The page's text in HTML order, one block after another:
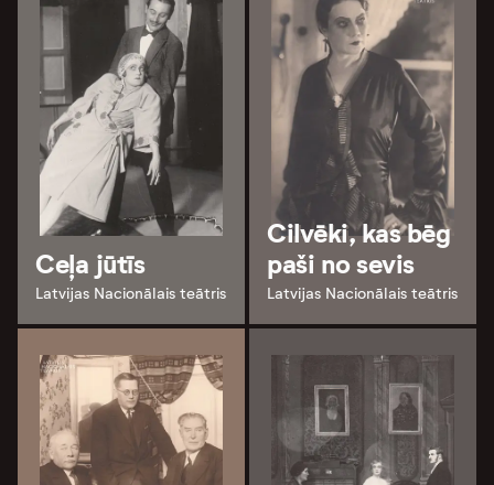
Ceļa jūtīs
Latvijas Nacionālais teātris
Cilvēki, kas bēg
paši no sevis
Latvijas Nacionālais teātris